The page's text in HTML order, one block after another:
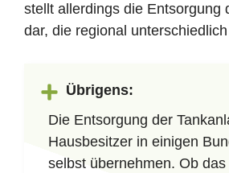
stellt allerdings die Entsorgung
dar, die regional
Übrigens:
Die Entsorgung der
Hausbesitzer in einigen
selbst übernehmen. Ob das